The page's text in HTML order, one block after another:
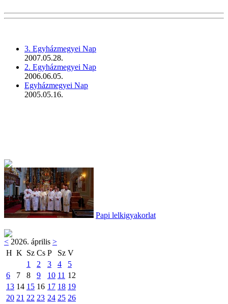
3. Egyházmegyei Nap
2007.05.28.
2. Egyházmegyei Nap
2006.06.05.
Egyházmegyei Nap
2005.05.16.
Papi lelkigyakorlat
< 2026. április >
H K Sz Cs P Sz V
1
2 3 4
5
6
7 8 9 10 11 12
13 14 15 16 17 18 19
20 21 22 23 24 25 26